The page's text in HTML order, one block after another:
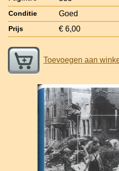
Conditie Goed
Prijs € 6,00
Toevoegen aan